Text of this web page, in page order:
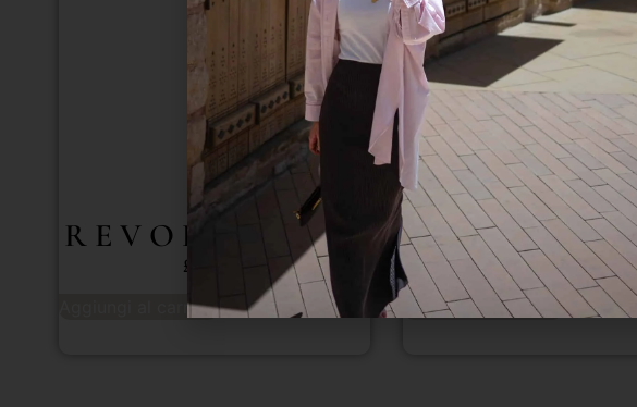
R E V O L U Z I O N E
£
Aggiungi al carrello
A M A T I
£ 600.00
Aggiungi al carrello